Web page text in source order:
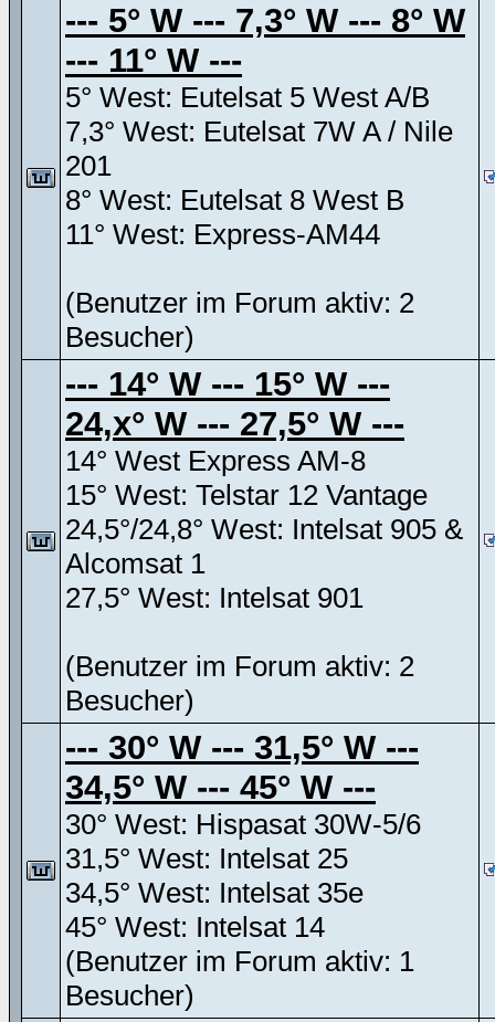
--- 5° W --- 7,3° W --- 8° W
--- 11° W ---
5° West: Eutelsat 5 West A/B
7,3° West: Eutelsat 7W A / Nile
201
8° West: Eutelsat 8 West B
11° West: Express-AM44
(Benutzer im Forum aktiv: 2
Besucher)
--- 14° W --- 15° W ---
24,x° W --- 27,5° W ---
14° West Express AM-8
15° West: Telstar 12 Vantage
24,5°/24,8° West: Intelsat 905 &
Alcomsat 1
27,5° West: Intelsat 901
(Benutzer im Forum aktiv: 2
Besucher)
--- 30° W --- 31,5° W ---
34,5° W --- 45° W ---
30° West: Hispasat 30W-5/6
31,5° West: Intelsat 25
34,5° West: Intelsat 35e
45° West: Intelsat 14
(Benutzer im Forum aktiv: 1
Besucher)